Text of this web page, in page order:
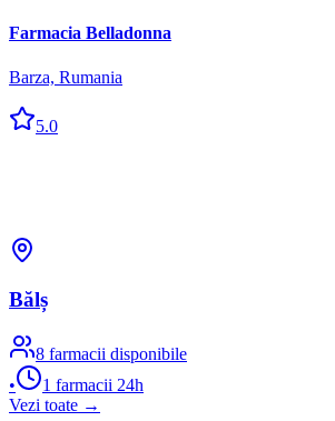
Farmacia Belladonna
Barza, Rumania
5.0
Bălș
8 farmacii disponibile
•
1 farmacii 24h
Vezi toate →